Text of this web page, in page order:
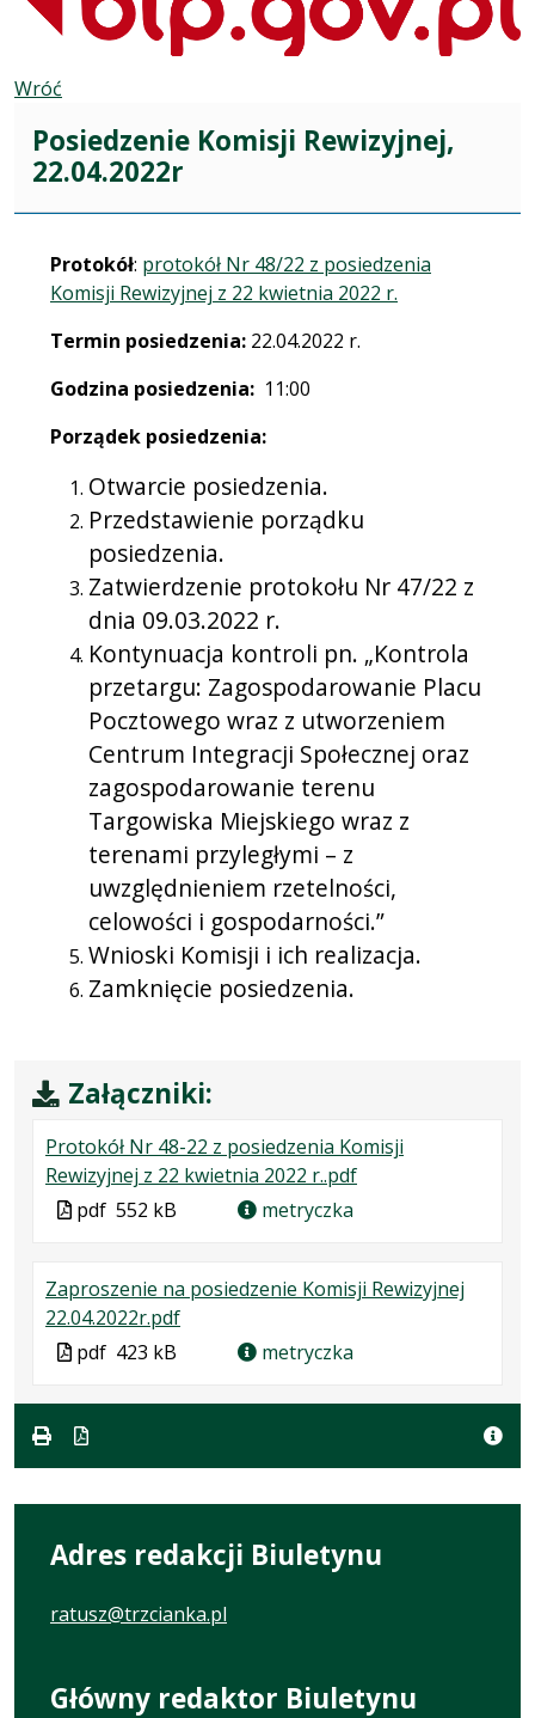
Wróć
Posiedzenie Komisji Rewizyjnej,
22.04.2022r
Protokół: protokół Nr 48/22 z posiedzenia
Komisji Rewizyjnej z 22 kwietnia 2022 r.
Termin posiedzenia: 22.04.2022 r.
Godzina posiedzenia: 11:00
Porządek posiedzenia:
Otwarcie posiedzenia.
Przedstawienie porządku
posiedzenia.
Zatwierdzenie protokołu Nr 47/22 z
dnia 09.03.2022 r.
Kontynuacja kontroli pn. „Kontrola
przetargu: Zagospodarowanie Placu
Pocztowego wraz z utworzeniem
Centrum Integracji Społecznej oraz
zagospodarowanie terenu
Targowiska Miejskiego wraz z
terenami przyległymi – z
uwzględnieniem rzetelności,
celowości i gospodarności.”
Wnioski Komisji i ich realizacja.
Zamknięcie posiedzenia.
Załączniki:
Protokół Nr 48-22 z posiedzenia Komisji
Rewizyjnej z 22 kwietnia 2022 r..pdf.
pdf
.
kB
.
nowej
Plik
pdf 552 kB metryczka
Zaproszenie na posiedzenie Komisji Rewizyjnej
22.04.2022r.pdf.
formacie:
.
Rozmiar
423
.
Otwiera
w
Plik
formacie
pdf 423 kB metryczka
Adres redakcji Biuletynu
ratusz@trzcianka.pl
Główny redaktor Biuletynu